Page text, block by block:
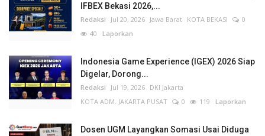
IFBEX Bekasi 2026,...
Redaksi Jul 20, 2026 Jawa Barat KOTA BEKASI
0
40 Laporkan
Indonesia Game Experience (IGEX) 2026 Siap
Digelar, Dorong...
Redaksi Jul 19, 2026 DKI Jakarta
KOTA ADM. JAKARTA PUSAT
0 119 Laporkan
Dosen UGM Layangkan Somasi Usai Diduga